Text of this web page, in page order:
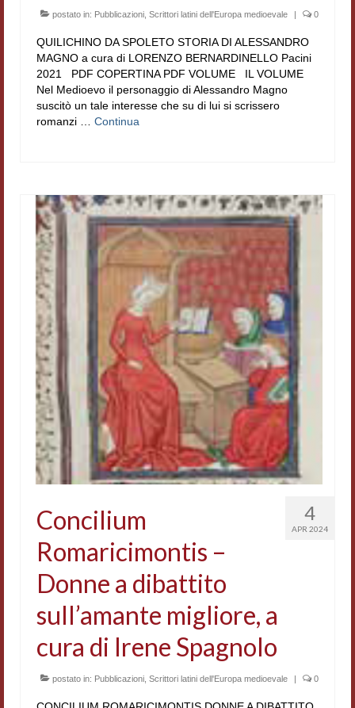
postato in: Pubblicazioni Scrittori latini dell'Europa medioevale | 0
QUILICHINO DA SPOLETO STORIA DI ALESSANDRO
MAGNO a cura di LORENZO BERNARDINELLO Pacini
2021 PDF COPERTINA PDF VOLUME IL VOLUME
Nel Medioevo il personaggio di Alessandro Magno
suscitò un tale interesse che su di lui si scrissero
romanzi … Continua
4
APR 2024
Concilium
Romaricimontis –
Donne a dibattito
sull’amante migliore, a
cura di Irene Spagnolo
postato in: Pubblicazioni Scrittori latini dell'Europa medioevale | 0